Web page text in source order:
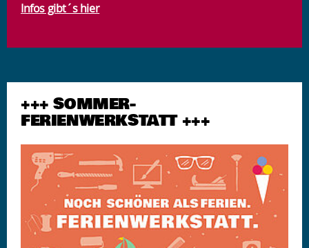
Infos gibt´s hier
+++ SOMMER-
FERIENWERKSTATT +++